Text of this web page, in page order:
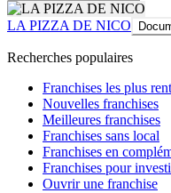
LA PIZZA DE NICO
Recherches populaires
Franchises les plus
Nouvelles franchises
Meilleures franchises
Franchises sans local
Franchises en
Franchises pour
Ouvrir une franchise